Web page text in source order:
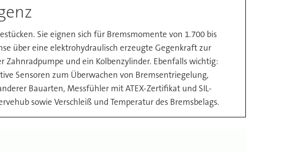
Sie eignen sich für Bremsmomente von 1.700 bis
über eine elektrohydraulisch erzeugte Gegenkraft zur
und ein Kolbenzylinder. Ebenfalls wichtig:
Sensoren zum Überwachen von Bremsentriegelung,
Bauarten, Messfühler mit ATEX-Zertifikat und SIL-
sowie Verschleiß und Temperatur des Bremsbelags.